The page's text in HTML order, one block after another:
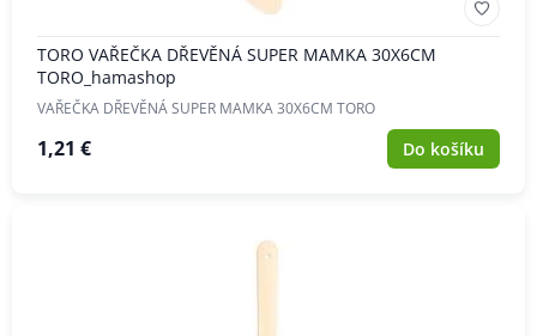
TORO VAŘEČKA DŘEVĚNÁ SUPER MAMKA 30X6CM
TORO_hamashop
VAŘEČKA DŘEVĚNÁ SUPER MAMKA 30X6CM TORO
1,21 € Do košíku